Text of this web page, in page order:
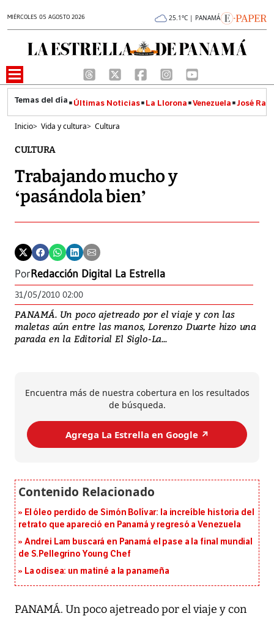
MIÉRCOLES 05 AGOSTO 2026 25.1°C | PANAMÁ
Últimas Noticias La Llorona Venezuela José
Inicio> Vida y cultura> Cultura
CULTURA
Trabajando mucho y
‘pasándola bien’
PorRedacción Digital La Estrella
31/05/2010 02:00
PANAMÁ. Un poco ajetreado por el viaje y con las
maletas aún entre las manos, Lorenzo Duarte hizo una
parada en la Editorial El Siglo-La...
Encuentra más de nuestra cobertura en los resultados
de búsqueda.
Agrega La Estrella en Google ↗️
El óleo perdido de Simón Bolívar: la increíble historia del
retrato que apareció en Panamá y regresó a Venezuela
Andrei Lam buscará en Panamá el pase a la final mundial
de S.Pellegrino Young Chef
La odisea: un matiné a la panameña
PANAMÁ. Un poco ajetreado por el viaje y con